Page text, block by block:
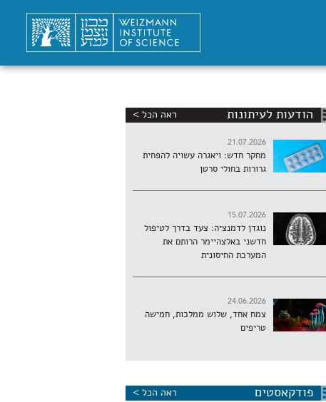
הודעות לעיתונות ראה הכל >
21.07.2026
מחקר חדש: ויאגרה עשויה להפחית
גרורות בחולי סרטן
15.07.2026
נוגדן לדמנציה: צעד בדרך לטיפול
חדשני באלצהיימר הרותם את
המערכת החיסונית
24.06.2026
צמח אחד, שלוש ממלכות, חמישה
טריפים
פודקאסטים ראה הכל >